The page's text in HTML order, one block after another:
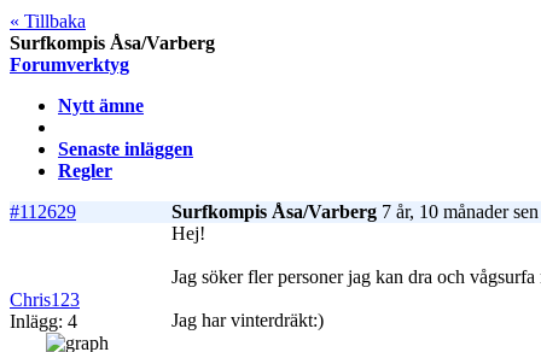
« Tillbaka
Surfkompis Åsa/Varberg
Forumverktyg
Nytt ämne
Senaste inläggen
Regler
#112629
Surfkompis Åsa/Varberg 7 år, 10 månader sen
Chris123
Inlägg: 4
Hej!
Jag söker fler personer jag kan dra och
Jag har vinterdräkt:)